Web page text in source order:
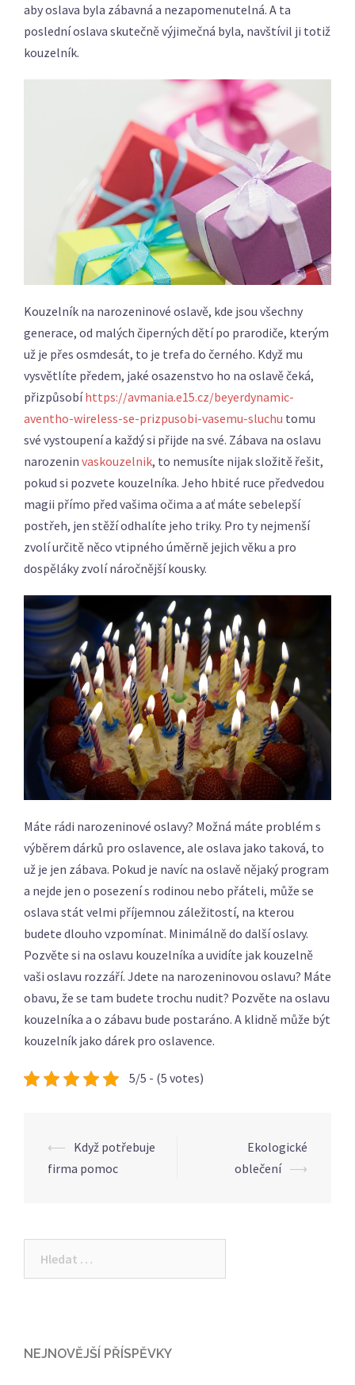
aby oslava byla zábavná a nezapomenutelná. A ta
poslední oslava skutečně výjimečná byla, navštívil ji totiž
kouzelník.
Kouzelník na narozeninové oslavě, kde jsou všechny
generace, od malých čiperných dětí po prarodiče, kterým
už je přes osmdesát, to je trefa do černého. Když mu
vysvětlíte předem, jaké osazenstvo ho na oslavě čeká,
přizpůsobíhttps://avmania.e15.cz/beyerdynamic-
aventho-wireless-se-prizpusobi-vasemu-sluchu tomu
své vystoupení a každý si přijde na své. Zábava na oslavu
narozenin vaskouzelnik, to nemusíte nijak složitě řešit,
pokud si pozvete kouzelníka. Jeho hbité ruce předvedou
magii přímo před vašima očima a ať máte sebelepší
postřeh, jen stěží odhalíte jeho triky. Pro ty nejmenší
zvolí určitě něco vtipného úměrně jejich věku a pro
dospěláky zvolí náročnější kousky.
Máte rádi narozeninové oslavy? Možná máte problém s
výběrem dárků pro oslavence, ale oslava jako taková, to
už je jen zábava. Pokud je navíc na oslavě nějaký program
a nejde jen o posezení s rodinou nebo přáteli, může se
oslava stát velmi příjemnou záležitostí, na kterou
budete dlouho vzpomínat. Minimálně do další oslavy.
Pozvěte si na oslavu kouzelníka a uvidíte jak kouzelně
vaši oslavu rozzáří. Jdete na narozeninovou oslavu? Máte
obavu, že se tam budete trochu nudit? Pozvěte na oslavu
kouzelníka a o zábavu bude postaráno. A klidně může být
kouzelník jako dárek pro oslavence.
5/5 - (5 votes)
Post
navigation
⟵ Když potřebuje
firma pomoc
Ekologické
oblečení ⟶
NEJNOVĚJŠÍ PŘÍSPĚVKY